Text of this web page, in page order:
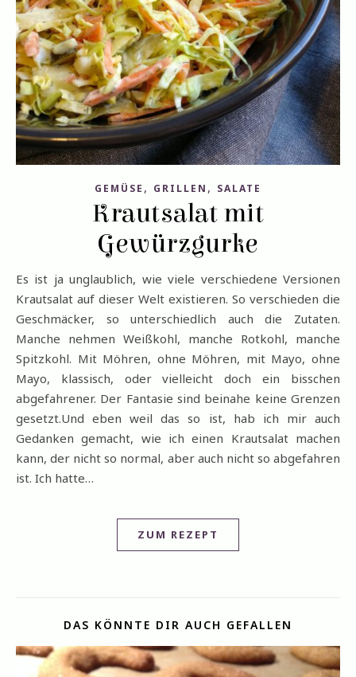
GEMÜSE , GRILLEN , SALATE
Krautsalat mit
Gewürzgurke
Es ist ja unglaublich, wie viele verschiedene Versionen
Krautsalat auf dieser Welt existieren. So verschieden die
Geschmäcker, so unterschiedlich auch die Zutaten.
Manche nehmen Weißkohl, manche Rotkohl, manche
Spitzkohl. Mit Möhren, ohne Möhren, mit Mayo, ohne
Mayo, klassisch, oder vielleicht doch ein bisschen
abgefahrener. Der Fantasie sind beinahe keine Grenzen
gesetzt.Und eben weil das so ist, hab ich mir auch
Gedanken gemacht, wie ich einen Krautsalat machen
kann, der nicht so normal, aber auch nicht so abgefahren
ist. Ich hatte…
ZUM REZEPT
DAS KÖNNTE DIR AUCH GEFALLEN